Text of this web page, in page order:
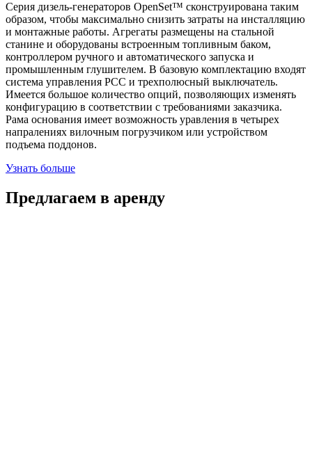
Серия дизель-генераторов OpenSet™ сконструирована таким
образом, чтобы максимально снизить затраты на инсталляцию
и монтажные работы. Агрегаты размещены на стальной
станине и оборудованы встроенным топливным баком,
контроллером ручного и автоматического запуска и
промышленным глушителем. В базовую комплектацию входят
система управления PCC и трехполюсный выключатель.
Имеется большое количество опций, позволяющих изменять
конфигурацию в соответствии с требованиями заказчика.
Рама основания имеет возможность уравления в четырех
напралениях вилочным погрузчиком или устройством
подъема поддонов.
Узнать больше
Предлагаем в аренду